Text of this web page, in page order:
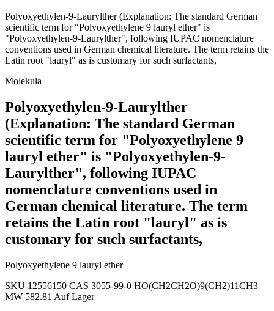
Polyoxyethylen-9-Laurylther (Explanation: The standard German
scientific term for "Polyoxyethylene 9 lauryl ether" is
"Polyoxyethylen-9-Laurylther", following IUPAC nomenclature
conventions used in German chemical literature. The term retains the
Latin root "lauryl" as is customary for such surfactants,
Molekula
Polyoxyethylen-9-Laurylther
(Explanation: The standard German
scientific term for "Polyoxyethylene 9
lauryl ether" is "Polyoxyethylen-9-
Laurylther", following IUPAC
nomenclature conventions used in
German chemical literature. The term
retains the Latin root "lauryl" as is
customary for such surfactants,
Polyoxyethylene 9 lauryl ether
SKU 12556150 CAS 3055-99-0 HO(CH2CH2O)9(CH2)11CH3
MW 582.81 Auf Lager